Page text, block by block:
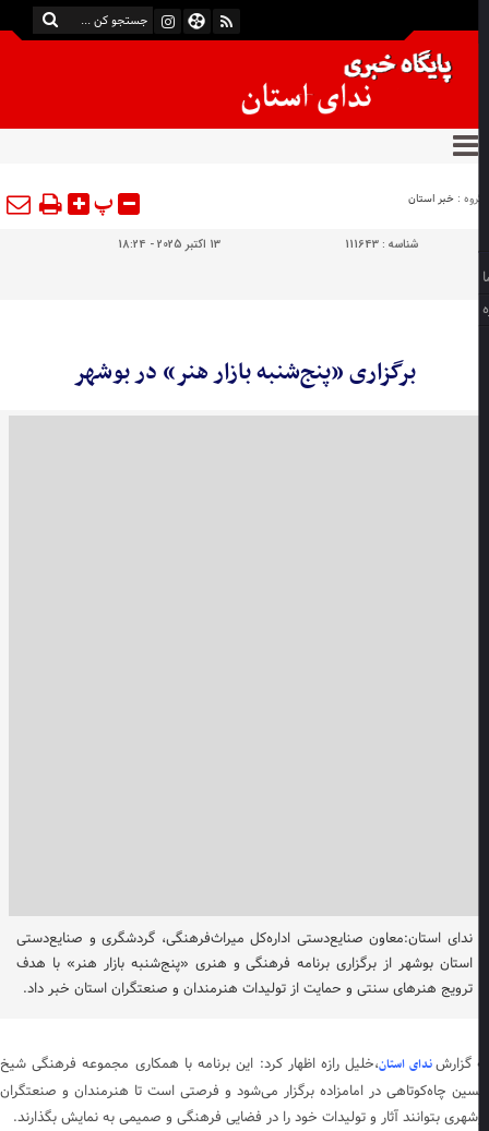
:خبر استان پ
شناسه :111643
برگزاری «پنج‌شنبه بازار هنر» در بوشهر
ندای استان:معاون صنایع‌دستی اداره‌کل میراث‌فرهنگی، گردشگری و صنایع‌دستی
استان بوشهر از برگزاری برنامه فرهنگی و هنری «پنج‌شنبه بازار هنر» با هدف
ترویج هنرهای سنتی و حمایت از تولیدات هنرمندان و صنعتگران استان خبر داد.
گزارشندای استان،خلیل رازه اظهار کرد: این برنامه با همکاری مجموعه فرهنگی شیخ
چاه‌کوتاهی در امامزاده برگزار می‌شود و فرصتی است تا هنرمندان و صنعتگران
بتوانند آثار و تولیدات خود را در فضایی فرهنگی و صمیمی به نمایش بگذارند.